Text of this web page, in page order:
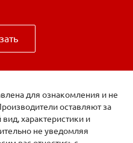
для ознакомления и не
оставляют за
характеристики и
не уведомляя